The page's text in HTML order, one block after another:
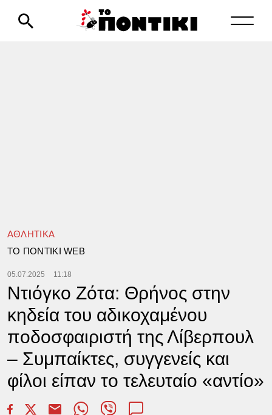
ΑΘΛΗΤΙΚΑ
TΟ ΠΟΝΤΙΚΙ WEB
05.07.2025 11:18
Ντιόγκο Ζότα: Θρήνος στην
κηδεία του αδικοχαμένου
ποδοσφαιριστή της Λίβερπουλ
– Συμπαίκτες, συγγενείς και
φίλοι είπαν το τελευταίο «αντίο»